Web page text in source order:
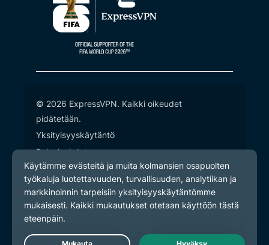
© 2026 ExpressVPN. Kaikki oikeudet
pidätetään.
Yksityisyyskäytäntö
Palveluehdot
Evästeasetukset